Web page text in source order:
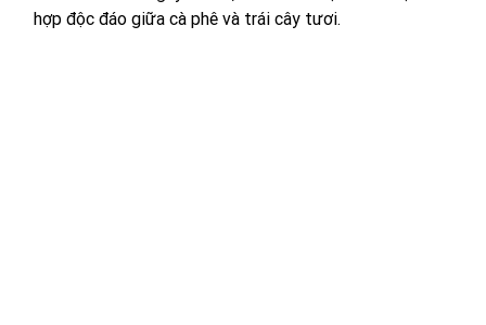
hợp độc đáo giữa cà phê và trái cây tươi.